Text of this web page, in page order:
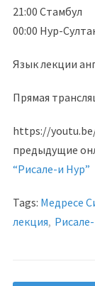
21:00 Стамбул
00:00 Нур-
Язык лекции
Прямая
https://
предыдущие
“Рисале-и Нур”
Tags: Медресе
лекция,